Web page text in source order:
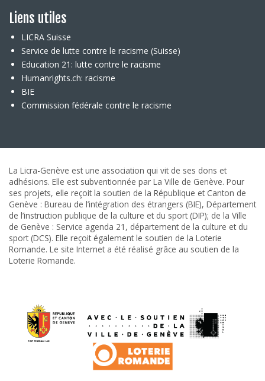
Liens utiles
LICRA Suisse
Service de lutte contre le racisme (Suisse)
Education 21: lutte contre le racisme
Humanrights.ch: racisme
BIE
Commission fédérale contre le racisme
La Licra-Genève est une association qui vit de ses dons et
adhésions. Elle est subventionnée par La Ville de Genève. Pour
ses projets, elle reçoit la soutien de la République et Canton de
Genève : Bureau de l’intégration des étrangers (BIE), Département
de l’instruction publique de la culture et du sport (DIP); de la Ville
de Genève : Service agenda 21, département de la culture et du
sport (DCS). Elle reçoit également le soutien de la Loterie
Romande. Le site Internet a été réalisé grâce au soutien de la
Loterie Romande.